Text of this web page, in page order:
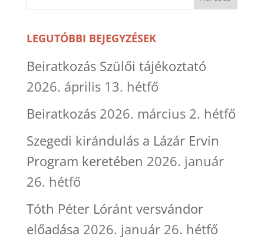
LEGUTÓBBI BEJEGYZÉSEK
Beiratkozás Szülői tájékoztató
2026. április 13. hétfő
Beiratkozás 2026. március 2. hétfő
Szegedi kirándulás a Lázár Ervin
Program keretében 2026. január
26. hétfő
Tóth Péter Lóránt versvándor
előadása 2026. január 26. hétfő